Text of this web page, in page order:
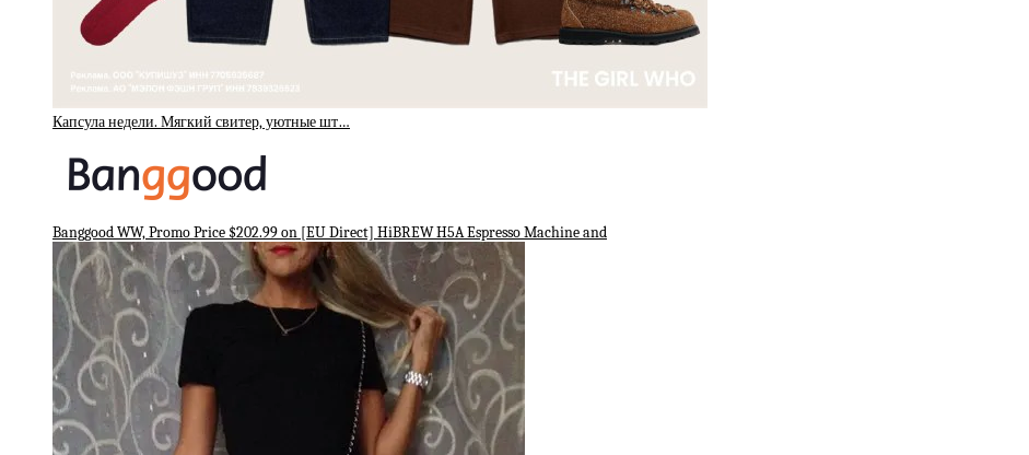
Капсула недели. Мягкий свитер, уютные шт…
Banggood WW, Promo Price $202.99 on [EU Direct] HiBREW H5A Espresso Machine and